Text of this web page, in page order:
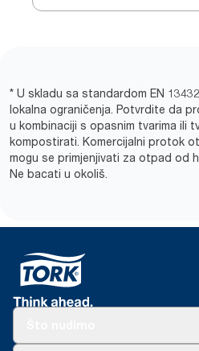
* U skladu sa standardom EN
lokalna ograničenja. Potvrdite da
u kombinaciji s opasnim tvarima ili
kompostirati. Komercijalni protok
mogu se primjenjivati za otpad od
Ne bacati u okoliš.